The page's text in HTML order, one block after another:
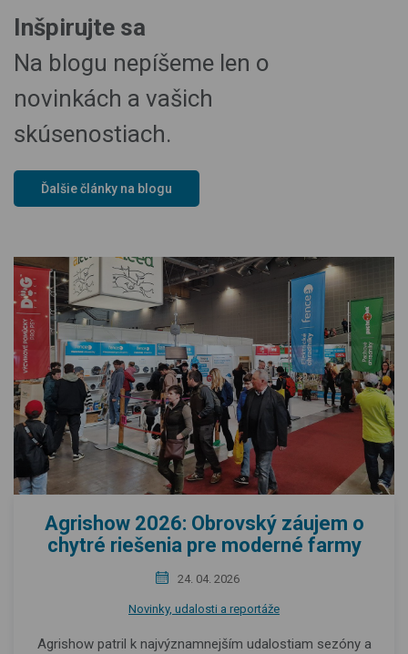
Inšpirujte sa
Na blogu nepíšeme len o
novinkách a vašich
skúsenostiach.
Ďalšie články na blogu
Agrishow 2026: Obrovský záujem o
chytré riešenia pre moderné farmy
24. 04. 2026
Novinky, udalosti a reportáže
Agrishow patril k najvýznamnejším udalostiam sezóny a